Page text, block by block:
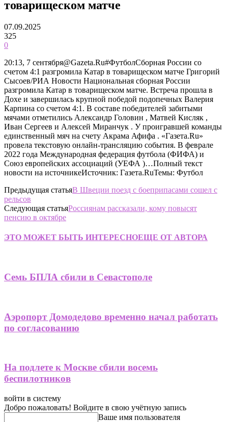
товарищеском матче
07.09.2025
325
0
20:13, 7 сентября@Gazeta.Ru#ФутболСборная России со
счетом 4:1 разгромила Катар в товарищеском матче Григорий
Сысоев/РИА Новости Национальная сборная России
разгромила Катар в товарищеском матче. Встреча прошла в
Дохе и завершилась крупной победой подопечных Валерия
Карпина со счетом 4:1. В составе победителей забитыми
мячами отметились Александр Головин , Матвей Кисляк ,
Иван Сергеев и Алексей Миранчук . У проигравшей команды
единственный мяч на счету Акрама Афифа . «Газета.Ru»
провела текстовую онлайн-трансляцию события. В феврале
2022 года Международная федерация футбола (ФИФА) и
Союз европейских ассоциаций (УЕФА )…Полный текст
новости на источникеИсточник: Газета.RuТемы: Футбол
Предыдущая статьяВ Швеции поезд с боеприпасами сошел с
рельсов
Следующая статьяРоссиянам рассказали, кому повысят
пенсию в октябре
ЭТО МОЖЕТ БЫТЬ ИНТЕРЕСНОЕЩЕ ОТ АВТОРА
Семь БПЛА сбили в Севастополе
Аэропорт Домодедово временно начал работать
по согласованию
На подлете к Москве сбили восемь
беспилотников
войти в систему
Добро пожаловать! Войдите в свою учётную запись
Ваше имя пользователя